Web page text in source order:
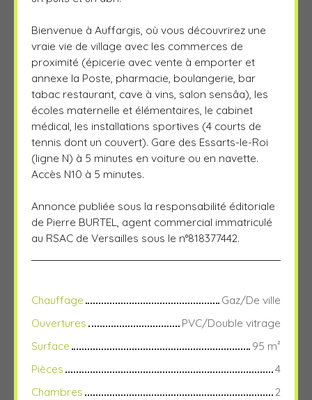
Bienvenue à Auffargis, où vous découvrirez une
vraie vie de village avec les commerces de
proximité (épicerie avec vente à emporter et
annexe la Poste, pharmacie, boulangerie, bar
tabac restaurant, cave à vins, salon sensâa), les
écoles maternelle et élémentaires, le cabinet
médical, les installations sportives (4 courts de
tennis dont un couvert). Gare des Essarts-le-Roi
(ligne N) à 5 minutes en voiture ou en navette.
Accès N10 à 5 minutes.
Annonce publiée sous la responsabilité éditoriale
de Pierre BURTEL, agent commercial immatriculé
au RSAC de Versailles sous le n°818377442.
Chauffage
Gaz/De ville
Ouvertures
PVC/Double vitrage
Surface
95 m²
Pièces
4
Chambres
2